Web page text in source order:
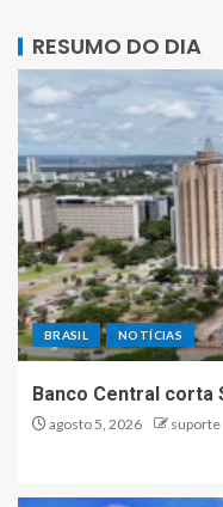
RESUMO DO DIA
BRASIL NOTÍCIAS
Banco Central corta
agosto 5, 2026 suporte